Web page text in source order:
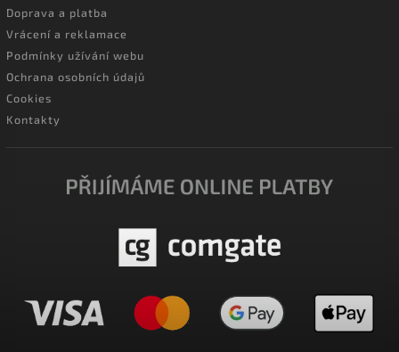
Doprava a platba
Vrácení a reklamace
Podmínky užívání webu
Ochrana osobních údajů
Cookies
Kontakty